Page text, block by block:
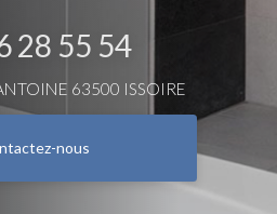
28 55 54
63500 ISSOIRE
nous